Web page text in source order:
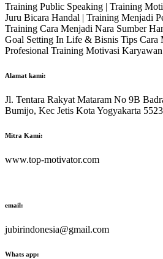
Training Public Speaking | Training
Juru Bicara Handal | Training Menjadi
Training Cara Menjadi Nara Sumber
Goal Setting In Life & Bisnis Tips Cara
Profesional Training Motivasi
Alamat kami:
Jl. Tentara Rakyat Mataram No 9B
Bumijo, Kec Jetis Kota Yogyakarta
Mitra Kami:
www.top-motivator.com
email:
jubirindonesia@gmail.com
Whats app: